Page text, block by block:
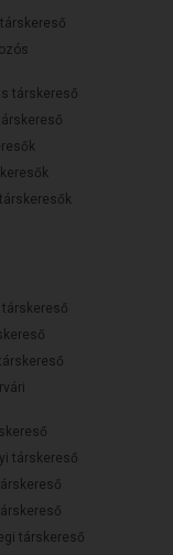
társkereső
társkereső
társkereső